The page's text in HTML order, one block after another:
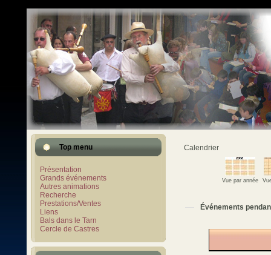
Top menu
Présentation
Grands événements
Autres animations
Recherche
Prestations/Ventes
Liens
Bals dans le Tarn
Cercle de Castres
Calendrier
Vue par année
Événements